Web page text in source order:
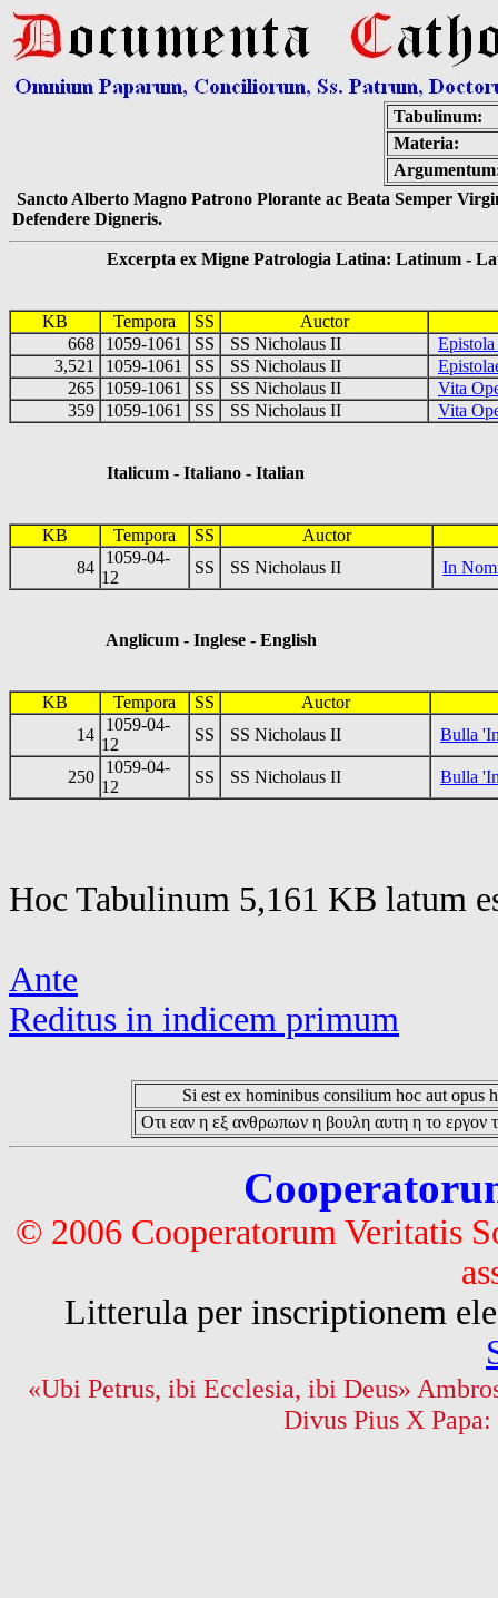
Tabulinum:
Materia:
Sancto Alberto Magno Patrono Plorante ac Beata Semper
Defendere Digneris.
Excerpta ex Migne Patrologia Latina: Latinum -
KB Tempora SS
Auctor
668
1059-1061 SS SS Nicholaus II
3,521
1059-1061 SS SS Nicholaus II
265
1059-1061 SS SS Nicholaus II
Vita
359
1059-1061 SS SS Nicholaus II Vita
Italicum - Italiano - Italian
KB Tempora SS
Auctor
84
1059-04-
12
SS SS Nicholaus II In
Anglicum - Inglese - English
KB Tempora SS
Auctor
14
1059-04-
12
SS SS Nicholaus II Bulla
250
1059-04-
12
SS SS Nicholaus II Bulla
Hoc Tabulinum 5,161 KB latum
Ante
Reditus in indicem primum
Si est ex hominibus consilium hoc aut opus
Οτι εαν η εξ ανθρωπων η βουλη αυτη η το εργον
© 2006 Cooperatorum Veritatis
Litterula per inscriptionem
«Ubi Petrus, ibi Ecclesia, ibi Deus»
Divus Pius X Papa: